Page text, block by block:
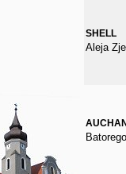
SHELL
Aleja